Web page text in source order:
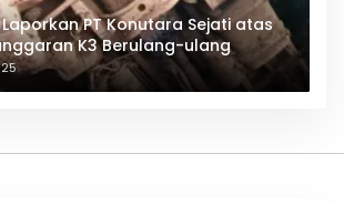
Laporkan PT Konutara Sejati atas
K3 Berulang-ulang